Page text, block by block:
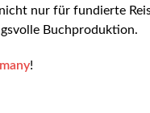
nur für fundierte
Buchproduktion.
!